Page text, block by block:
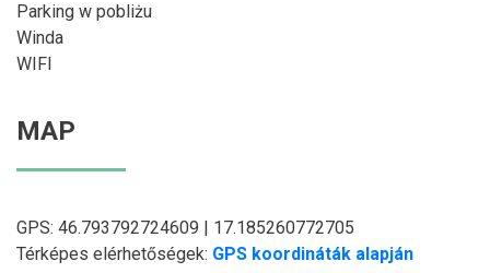
Parking w pobliżu
Winda
WIFI
MAP
GPS: 46.793792724609 | 17.185260772705
Térképes elérhetőségek: GPS koordináták alapján